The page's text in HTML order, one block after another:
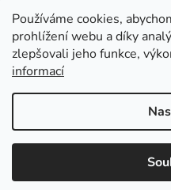
Používáme cookies,
prohlížení webu a díky
zlepšovali jeho funkce,
informací
Vložením e-mailu
osobních údajů
PŘIHLÁSIT SE
Upravit